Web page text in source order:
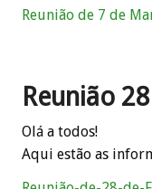
Reunião de 7 de
Reunião
Olá a todos!
Aqui estão as